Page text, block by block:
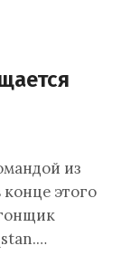
из
этого